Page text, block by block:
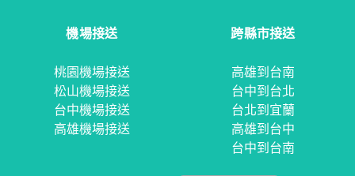
機場接送
桃園機場接送
松山機場接送
台中機場接送
高雄機場接送
跨縣市接送
高雄到台南
台中到台北
台北到宜蘭
高雄到台中
台中到台南